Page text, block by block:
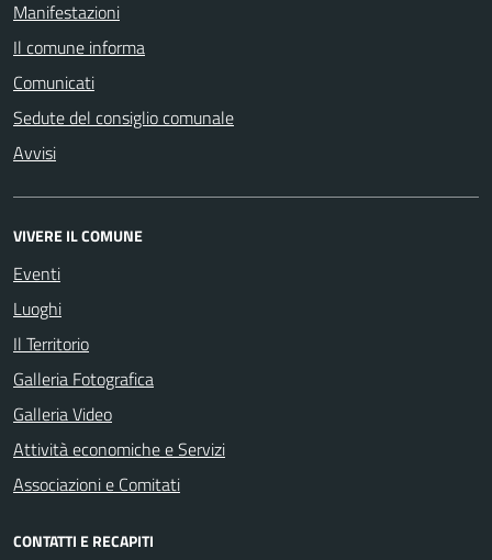
Manifestazioni
Il comune informa
Comunicati
Sedute del consiglio comunale
Avvisi
VIVERE IL COMUNE
Eventi
Luoghi
Il Territorio
Galleria Fotografica
Galleria Video
Attività economiche e Servizi
Associazioni e Comitati
CONTATTI E RECAPITI